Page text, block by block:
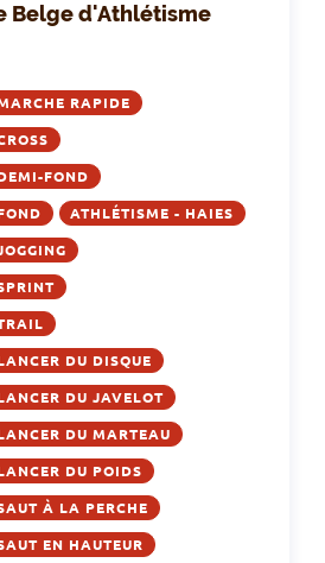
Belge d'Athlétisme
RAPIDE
FOND
ATHLÉTISME - HAIES
DU DISQUE
DU JAVELOT
DU MARTEAU
DU POIDS
À LA PERCHE
EN HAUTEUR